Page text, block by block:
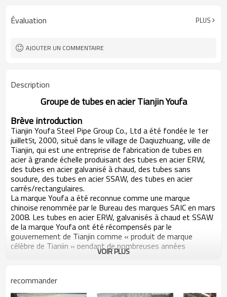
Standard
Application
construction, matériau de
Évaluation PLUS
AJOUTER UN COMMENTAIRE
Description
Groupe de tubes en acier Tianjin Youfa
Brève introduction
Tianjin Youfa Steel Pipe Group Co., Ltd a été fondée le 1er
juilletSt, 2000, situé dans le village de Daqiuzhuang, ville de
Tianjin, qui est une entreprise de fabrication de tubes en
acier à grande échelle produisant des tubes en acier ERW,
des tubes en acier galvanisé à chaud, des tubes sans
soudure, des tubes en acier SSAW, des tubes en acier
carrés/rectangulaires.
La marque Youfa a été reconnue comme une marque
chinoise renommée par le Bureau des marques SAIC en mars
2008. Les tubes en acier ERW, galvanisés à chaud et SSAW
de la marque Youfa ont été récompensés par le
gouvernement de Tianjin comme « produit de marque
célèbre de Tianjin » pendant de nombreuses années
consécutives. Pendant six années consécutives, le groupe
chinoises du même secteur et parmi les 500 premiers
fabricants chinois. En 2012, le groupe Youfa s'est classé
375e parmi les 500 premières entreprises chinoises, 200e
VOIR PLUS
recommander